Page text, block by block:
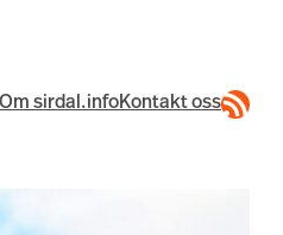
Om sirdal.infoKontakt ossRSS-